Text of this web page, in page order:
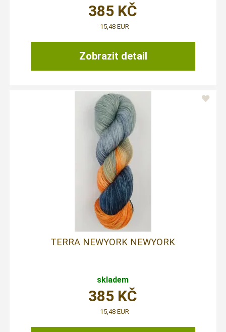
Zobrazit detail
385 KČ
15,48 EUR
TERRA NEWYORK NEWYORK
skladem
385 KČ
15,48 EUR